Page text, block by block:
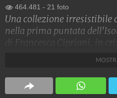
464.481 - 21 foto
Una collezione irresistibile
nella prima puntata
di Francesca Cipriani, in
Spettacolo Fanpage
4.053.351.465 9.454 video